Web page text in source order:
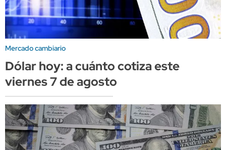
Mercado cambiario
Dólar hoy: a cuánto cotiza este
viernes 7 de agosto